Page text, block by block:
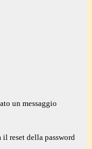
un messaggio
reset della password